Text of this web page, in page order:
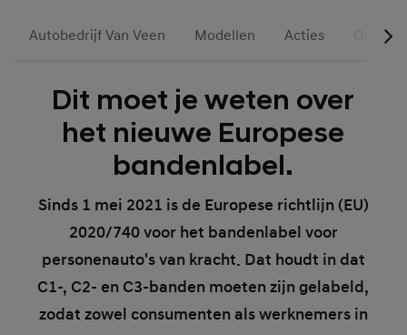
Autobedrijf Van Veen Modellen Acties
Dit moet je weten over
het nieuwe Europese
bandenlabel.
Sinds 1 mei 2021 is de Europese richtlijn (EU)
2020/740 voor het bandenlabel voor
personenauto's van kracht. Dat houdt in dat
C1-, C2- en C3-banden moeten zijn gelabeld,
zodat zowel consumenten als werknemers in